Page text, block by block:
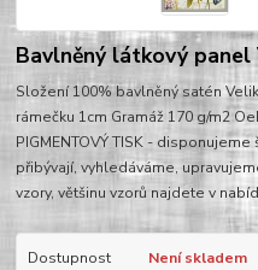
Bavlněný látkový
Složení 100% bavlněný satén
rámečku 1cm Gramáž 170 g/m2
PIGMENTOVÝ TISK -
přibývají, vyhledáváme,
vzory, většinu vzorů najdete v
Dostupnost Není skladem